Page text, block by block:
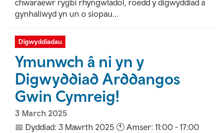
chwaraewr rygbi rhyngwladol, roedd y digwyddiad a
gynhaliwyd yn un o siopau...
Digwyddiadau
Ymunwch â ni yn y
Digwyddiad Arddangos
Gwin Cymreig!
3 March 2025
📅 Dyddiad: 3 Mawrth 2025 🕚 Amser: 11:00 - 17:00